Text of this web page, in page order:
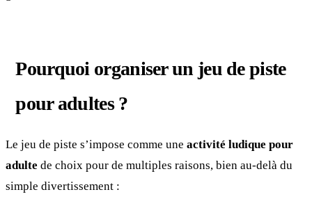
Pourquoi organiser un jeu de piste
pour adultes ?
Le jeu de piste s’impose comme une activité ludique pour
adulte de choix pour de multiples raisons, bien au-delà du
simple divertissement :